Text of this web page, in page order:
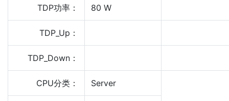
TDP功率： 80 W
TDP_Up：
TDP_Down：
CPU分类： Server